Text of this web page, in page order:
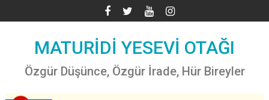
to
MATURİDİ YESEVİ OTAĞI
Özgür Düşünce, Özgür İrade, Hür Bireyler